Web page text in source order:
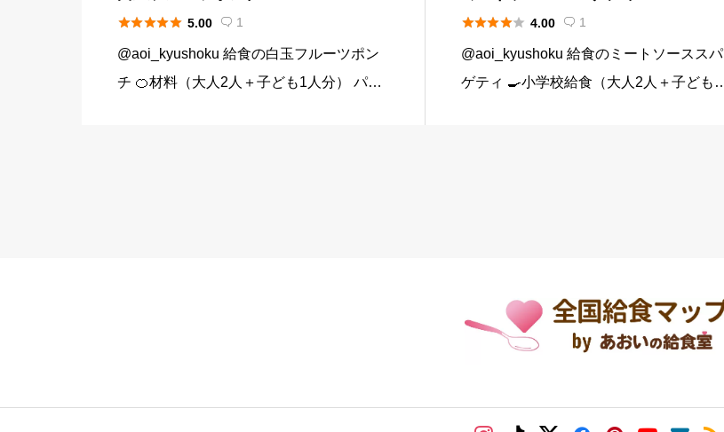
 5.00  1
@aoi_kyushoku 給食の白玉フルーツポン
チ 🍊材料（大人2人＋子ども1人分） パイ
 4.00  1
@aoi_kyushoku 給食のミートソーススパ
ゲティ 🍳小学校給食（大人2人＋子ども1